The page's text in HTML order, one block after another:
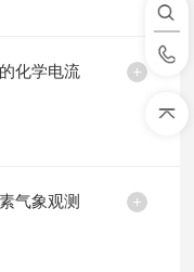
化学电流
气象观测